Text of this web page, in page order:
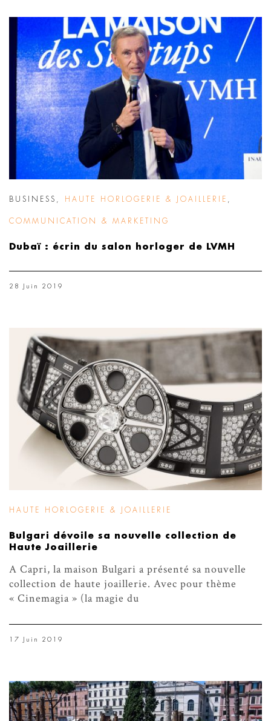
BUSINESS HAUTE HORLOGERIE & JOAILLERIE
COMMUNICATION & MARKETING
Dubaï : écrin du salon horloger de LVMH
28 Juin 2019
HAUTE HORLOGERIE & JOAILLERIE
Bulgari dévoile sa nouvelle collection de
Haute Joaillerie
A Capri, la maison Bulgari a présenté sa nouvelle
collection de haute joaillerie. Avec pour thème
« Cinemagia » (la magie du
17 Juin 2019